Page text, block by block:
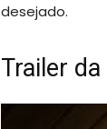
desejado.
Trailer